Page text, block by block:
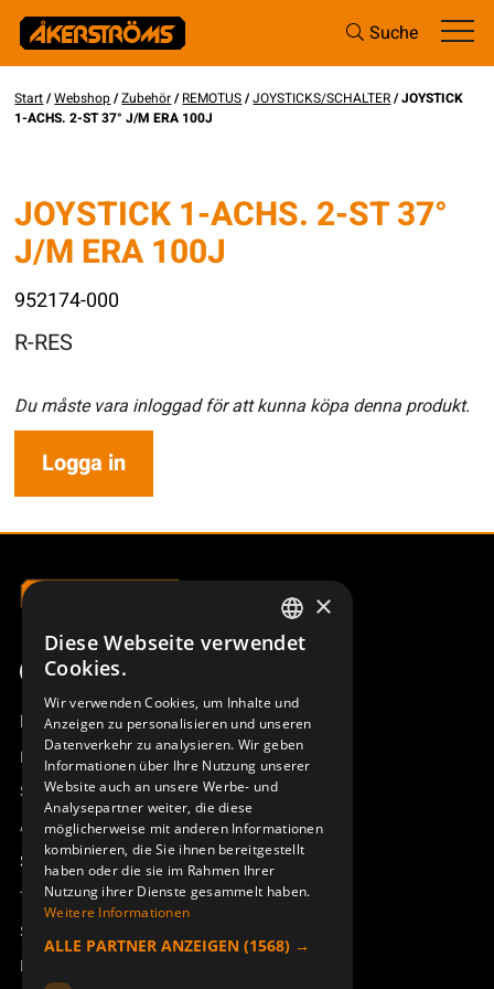
Suche
Start/Webshop/Zubehör/REMOTUS/JOYSTICKS/SCHALTER/ JOYSTICK
1-ACHS. 2-ST 37° J/M ERA 100J
JOYSTICK 1-ACHS. 2-ST 37°
J/M ERA 100J
952174-000
R-RES
Du måste vara inloggad för att kunna köpa denna produkt.
Logga in
Produktübersicht
Remotus
Sesam
Access_Ctrl
Support
Technischer Support
Service buchen
Handbücher und Videoanleitungen
SWEDISH
DEUTSCH
×
Diese Webseite verwendet
Cookies.
Wir verwenden Cookies, um Inhalte und
Anzeigen zu personalisieren und unseren
Datenverkehr zu analysieren. Wir geben
Informationen über Ihre Nutzung unserer
Website auch an unsere Werbe- und
Analysepartner weiter, die diese
möglicherweise mit anderen Informationen
kombinieren, die Sie ihnen bereitgestellt
haben oder die sie im Rahmen Ihrer
Nutzung ihrer Dienste gesammelt haben.
Weitere Informationen
ALLE PARTNER ANZEIGEN (1568) →